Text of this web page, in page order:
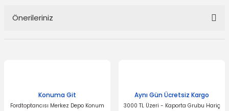
Önerileriniz
Ürün resmi kalitesiz, bozuk veya görüntülenemiyor.
Konuma Git
Fordtoptancısı Merkez Depo Konum
Aynı Gün Ücretsiz Kargo
3000 TL Üzeri - Kaporta Grubu Hariç